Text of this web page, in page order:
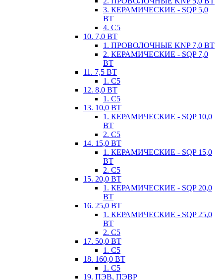
3. КЕРАМИЧЕСКИЕ - SQP 5,0
ВТ
4. С5
10. 7,0 ВТ
1. ПРОВОЛОЧНЫЕ KNP 7,0 ВТ
2. КЕРАМИЧЕСКИЕ - SQP 7,0
ВТ
11. 7,5 ВТ
1. С5
12. 8,0 ВТ
1. С5
13. 10,0 ВТ
1. КЕРАМИЧЕСКИЕ - SQP 10,0
ВТ
2. С5
14. 15,0 ВТ
1. КЕРАМИЧЕСКИЕ - SQP 15,0
ВТ
2. С5
15. 20,0 ВТ
1. КЕРАМИЧЕСКИЕ - SQP 20,0
ВТ
16. 25,0 ВТ
1. КЕРАМИЧЕСКИЕ - SQP 25,0
ВТ
2. С5
17. 50,0 ВТ
1. С5
18. 160,0 ВТ
1. С5
19. ПЭВ, ПЭВР